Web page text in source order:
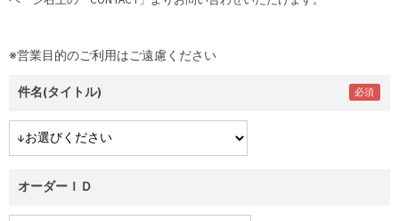
※営業目的のご利用はご遠慮ください
件名(タイトル)
オーダーＩＤ